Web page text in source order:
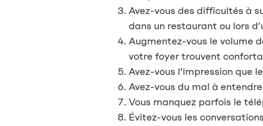
Avez-vous des difficultés à
dans un restaurant ou lors
Augmentez-vous le volume
votre foyer trouvent
Avez-vous l’impression que
Avez-vous du mal à
Vous manquez parfois le
Évitez-vous les